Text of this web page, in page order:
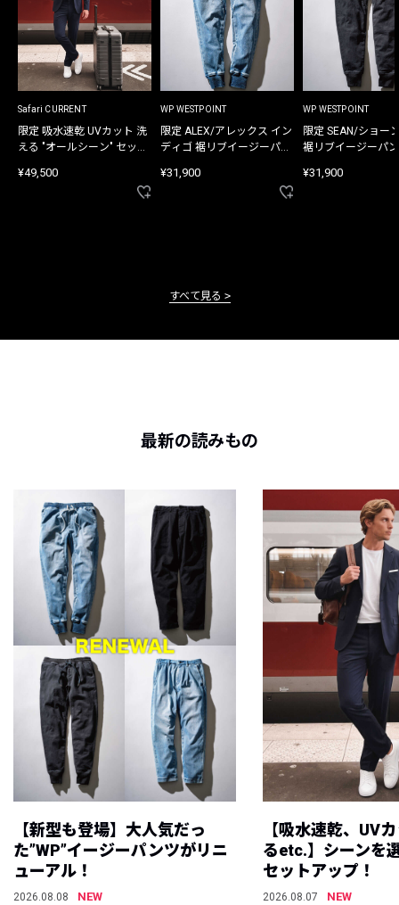
Safari CURRENT
限定 吸水速乾 UVカット 洗
える "オールシーン" セット
¥49,500
WP WESTPOINT
限定 ALEX/アレックス イン
ディゴ 裾リブイージーパン
¥31,900
WP WESTPOINT
限定 SEAN/ショー
裾リブイージーパ
¥31,900
すべて見る
最新の読みもの
【新型も登場】大人気だっ
た”WP”イージーパンツがリニ
ューアル！
2026.08.08
NEW
【吸水速乾、UV
るetc.】シーンを
セットアップ！
2026.08.07
NEW